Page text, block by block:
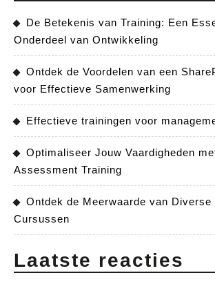
De Betekenis van Training: Een
Onderdeel van Ontwikkeling
Ontdek de Voordelen van een
voor Effectieve Samenwerking
Effectieve trainingen voor
Optimaliseer Jouw Vaardigheden
Assessment Training
Ontdek de Meerwaarde van Diverse
Cursussen
Laatste reacties